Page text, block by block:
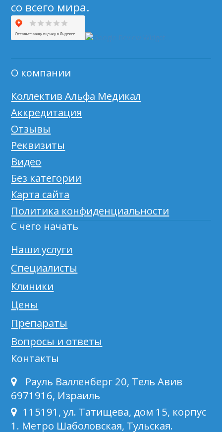
со всего мира.
О компании
Коллектив Альфа Медикал
Аккредитация
Отзывы
Реквизиты
Видео
Без категории
Карта сайта
Политика конфиденциальности
С чего начать
Наши услуги
Специалисты
Клиники
Цены
Препараты
Вопросы и ответы
Контакты
Рауль Валленберг 20, Тель Авив
6971916, Израиль
115191, ул. Татищева, дом 15, корпус
1. Метро Шаболовская, Тульская.